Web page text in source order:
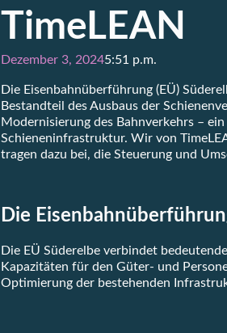
TimeLEAN
Dezember 3, 20245:51 p.m.
Die Eisenbahnüberführung (EÜ)
Bestandteil des Ausbaus der
Modernisierung des Bahnverkehrs –
Schieneninfrastruktur. Wir von
tragen dazu bei, die Steuerung und
Die
Die EÜ Süderelbe verbindet
Kapazitäten für den Güter- und
Optimierung der bestehenden